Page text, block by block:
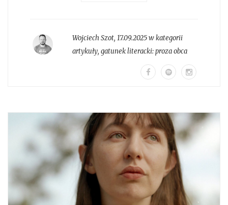
Wojciech Szot, 17.09.2025 w kategorii
artykuły, gatunek literacki:proza obca